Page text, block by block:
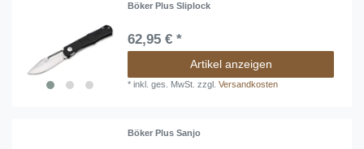
Böker Plus Sliplock
62,95 € *
Artikel anzeigen
*inkl. ges. MwSt. zzgl.Versandkosten
Böker Plus Sanjo